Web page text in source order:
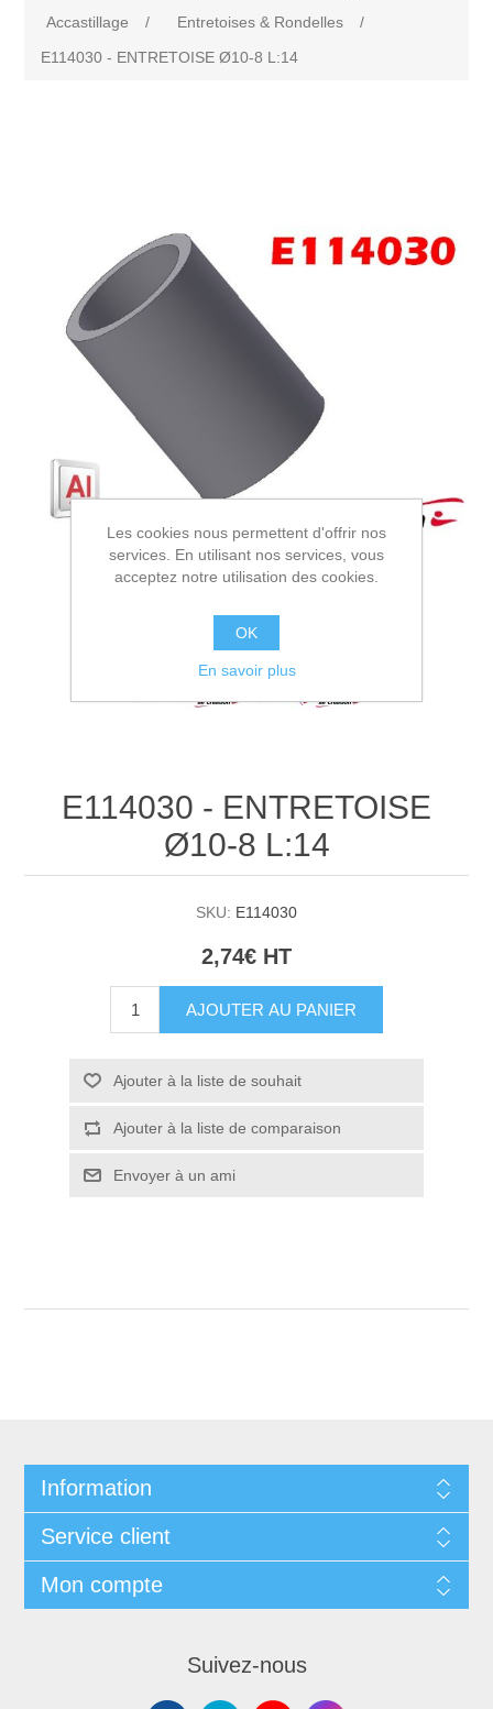
Accastillage
/ Entretoises & Rondelles
/
E114030 - ENTRETOISE Ø10-8 L:14
E114030 - ENTRETOISE
Ø10-8 L:14
SKU: E114030
2,74€ HT
AJOUTER AU PANIER
Ajouter à la liste de souhait
Ajouter à la liste de comparaison
Envoyer à un ami
Information
Service client
Mon compte
Suivez-nous
Les cookies nous permettent d'offrir nos
services. En utilisant nos services, vous
acceptez notre utilisation des cookies.
OK
En savoir plus